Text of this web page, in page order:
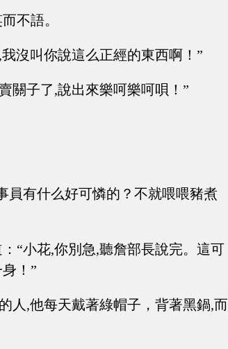
不語。
沒叫你說這么正經的東西啊！”
關子了,說出來樂呵樂呵唄！”
員有什么好可憐的？不就喂喂豬煮
“小花,你別急,聽詹部長說完。這可
！”
人,他每天戴著綠帽子，背著黑鍋,而